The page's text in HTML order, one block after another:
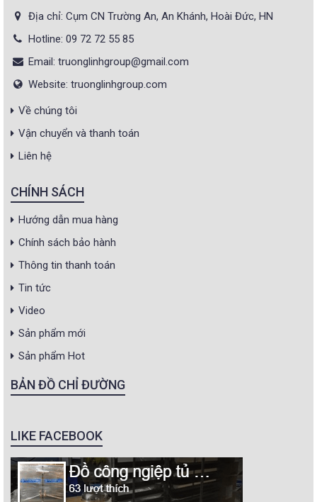
Địa chỉ: Cụm CN Trường An, An Khánh, Hoài Đức, HN
Hotline: 09 72 72 55 85
Email: truonglinhgroup@gmail.com
Website: truonglinhgroup.com
Về chúng tôi
Vận chuyển và thanh toán
Liên hệ
CHÍNH SÁCH
Hướng dẫn mua hàng
Chính sách bảo hành
Thông tin thanh toán
Tin tức
Video
Sản phẩm mới
Sản phẩm Hot
BẢN ĐỒ CHỈ ĐƯỜNG
LIKE FACEBOOK